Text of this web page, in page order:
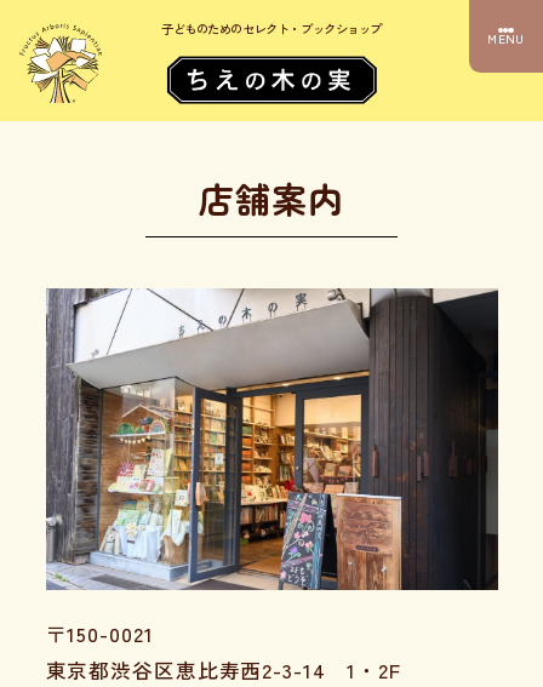
子どものためのセレクト・ブックショップ
MENU
店舗案内
〒150-0021
東京都渋谷区恵比寿西2-3-14 1・2F